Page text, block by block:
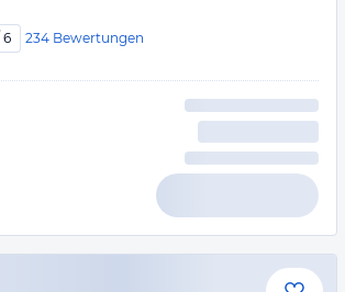
6 234 Bewertungen